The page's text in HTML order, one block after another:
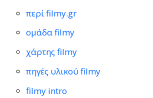
περί filmy.gr
ομάδα filmy
χάρτης filmy
πηγές υλικού filmy
filmy intro